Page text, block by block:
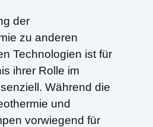
der
zu anderen
Technologien ist für
ihrer Rolle im
Während die
und
vorwiegend für